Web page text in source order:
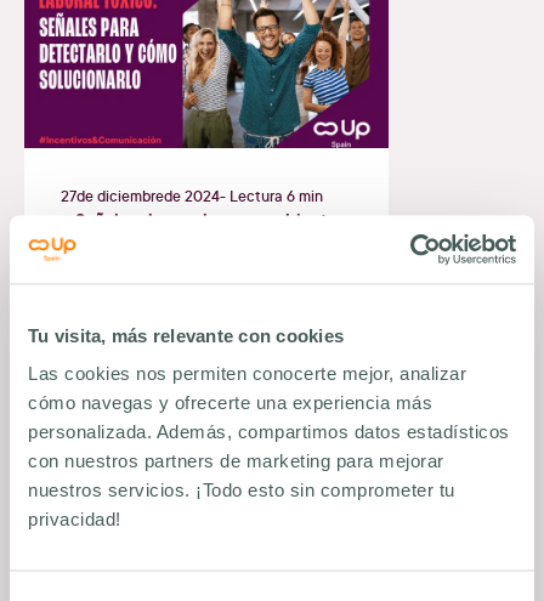
Tu visita, más relevante con cookies
Las cookies nos permiten conocerte mejor, analizar
cómo navegas y ofrecerte una experiencia más
personalizada. Además, compartimos datos estadísticos
con nuestros partners de marketing para mejorar
nuestros servicios. ¡Todo esto sin comprometer tu
privacidad!
27dediciembrede2024- Lectura 6 min
Señales de que hay un ambiente